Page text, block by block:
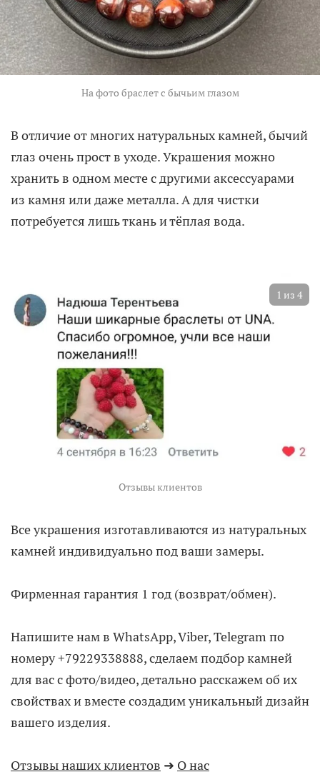
На фото браслет с бычьим глазом
В отличие от многих натуральных камней, бычий
глаз очень прост в уходе. Украшения можно
хранить в одном месте с другими аксессуарами
из камня или даже металла. А для чистки
потребуется лишь ткань и тёплая вода.
Отзывы клиентов
1 из 4
Все украшения изготавливаются из натуральных
камней индивидуально под ваши замеры.
Фирменная гарантия 1 год (возврат/обмен).
Напишите нам в WhatsApp, Viber, Telegram по
номеру +79229338888, сделаем подбор камней
для вас с фото/видео, детально расскажем об их
свойствах и вместе создадим уникальный дизайн
вашего изделия.
Отзывы наших клиентов ➜ О нас